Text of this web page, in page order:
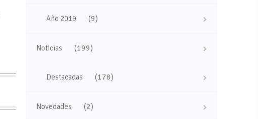
Año 2019 (9)
Noticias (199)
Destacadas (178)
Novedades (2)